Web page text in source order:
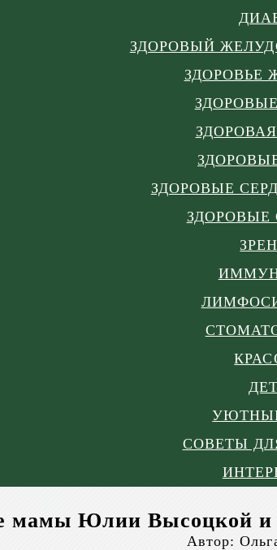
ЗДОРОВЫЙ
ЗДОРОВЬЕ
ЗДОРОВЫЕ
ЗДОРОВЫЕ
СОВЕТЫ
мамы Юлии Высоцкой и
Автор: